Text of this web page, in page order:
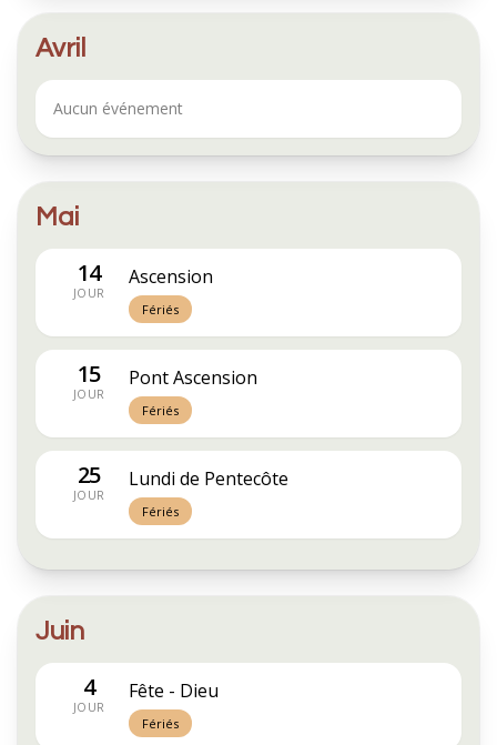
Avril
Aucun événement
Mai
14
JOUR
Ascension
Fériés
15
JOUR
Pont Ascension
Fériés
25
JOUR
Lundi de Pentecôte
Fériés
Juin
4
JOUR
Fête - Dieu
Fériés